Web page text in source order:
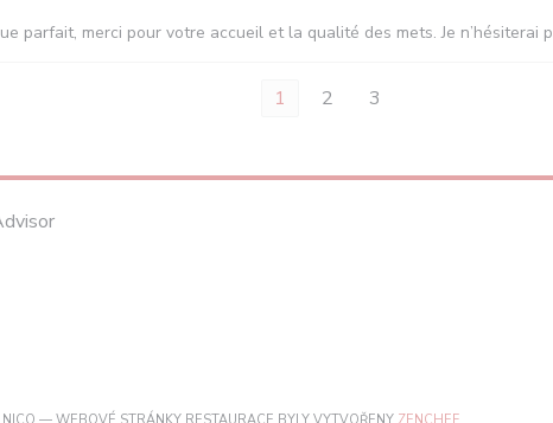
parfait, merci pour votre accueil et la qualité des mets. Je n’hésiterai
1 2 3
((OTEVŘE SE V